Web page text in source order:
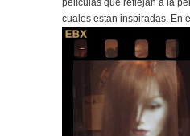
películas que reflejan a la
cuales están inspiradas. En